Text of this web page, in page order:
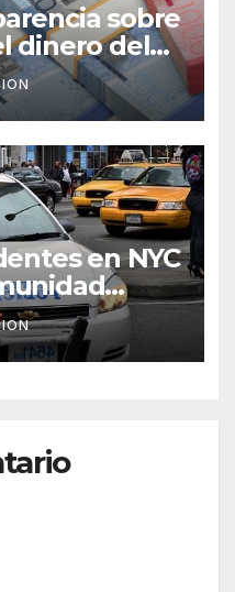
sobre
dinero del
Salud
en NYC